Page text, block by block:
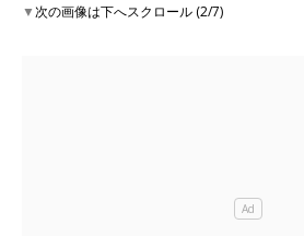
▼次の画像は下へスクロール (2/7)